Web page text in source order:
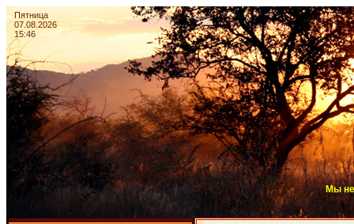
Пятница
07.08.2026
15:46
Мы не